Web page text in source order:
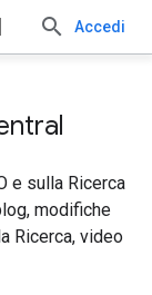
Accedi
e sulla Ricerca
modifiche
Ricerca, video